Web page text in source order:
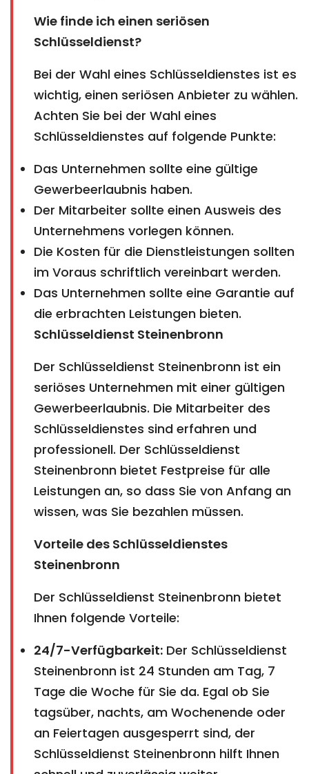
Wie finde ich einen seriösen
Schlüsseldienst?
Bei der Wahl eines Schlüsseldienstes ist es
wichtig, einen seriösen Anbieter zu wählen.
Achten Sie bei der Wahl eines
Schlüsseldienstes auf folgende Punkte:
Das Unternehmen sollte eine gültige
Gewerbeerlaubnis haben.
Der Mitarbeiter sollte einen Ausweis des
Unternehmens vorlegen können.
Die Kosten für die Dienstleistungen sollten
im Voraus schriftlich vereinbart werden.
Das Unternehmen sollte eine Garantie auf
die erbrachten Leistungen bieten.
Schlüsseldienst Steinenbronn
Der Schlüsseldienst Steinenbronn ist ein
seriöses Unternehmen mit einer gültigen
Gewerbeerlaubnis. Die Mitarbeiter des
Schlüsseldienstes sind erfahren und
professionell. Der Schlüsseldienst
Steinenbronn bietet Festpreise für alle
Leistungen an, so dass Sie von Anfang an
wissen, was Sie bezahlen müssen.
Vorteile des Schlüsseldienstes
Steinenbronn
Der Schlüsseldienst Steinenbronn bietet
Ihnen folgende Vorteile:
24/7-Verfügbarkeit: Der Schlüsseldienst
Steinenbronn ist 24 Stunden am Tag, 7
Tage die Woche für Sie da. Egal ob Sie
tagsüber, nachts, am Wochenende oder
an Feiertagen ausgesperrt sind, der
Schlüsseldienst Steinenbronn hilft Ihnen